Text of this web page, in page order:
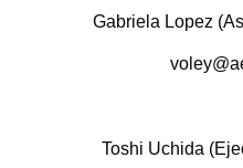
Gabriela Lopez
Toshi Uchida